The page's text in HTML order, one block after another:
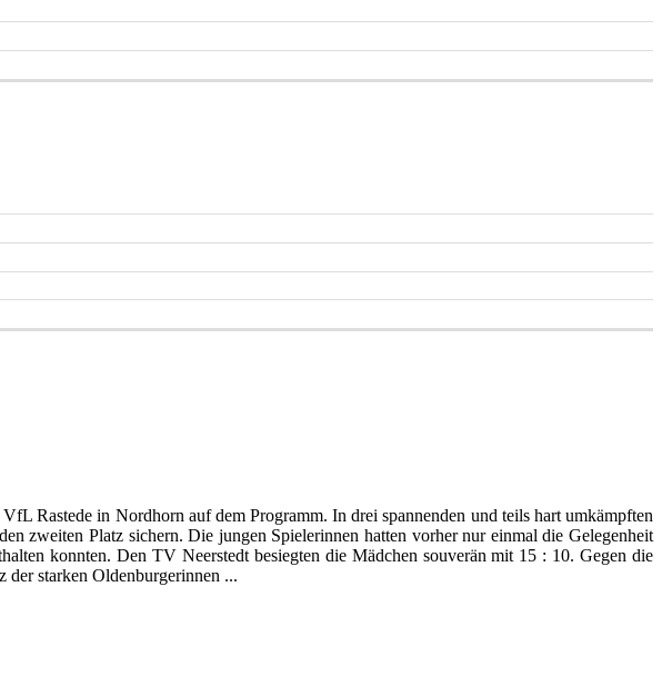
Rastede in Nordhorn auf dem Programm. In drei spannenden und teils hart umkämpften
zweiten Platz sichern. Die jungen Spielerinnen hatten vorher nur einmal die Gelegenheit
konnten. Den TV Neerstedt besiegten die Mädchen souverän mit 15 : 10. Gegen die
der starken Oldenburgerinnen ...